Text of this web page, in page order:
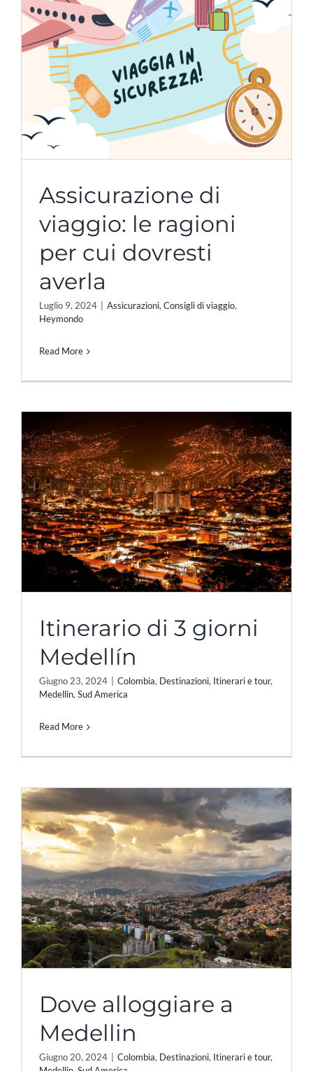
Assicurazione di
viaggio: le ragioni
per cui dovresti
averla
Luglio 9, 2024 Assicurazioni,Consigli di viaggio,
Heymondo
Read More
Itinerario di 3 giorni
Medellín
Giugno 23, 2024 Colombia, Destinazioni, Itinerari e tour,
Medellin,Sud America
Read More
Dove alloggiare a
Medellin
Giugno 20, 2024 Colombia, Destinazioni, Itinerari e tour,